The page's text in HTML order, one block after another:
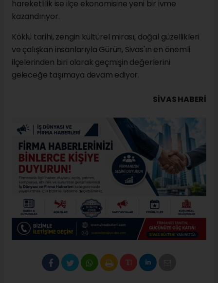
hareketlilik ise ilçe ekonomisine yeni bir ivme
kazandırıyor.
Köklü tarihi, zengin kültürel mirası, doğal güzellikleri
ve çalışkan insanlarıyla Gürün, Sivas'ın en önemli
ilçelerinden biri olarak geçmişin değerlerini
geleceğe taşımaya devam ediyor.
SIVAS HABERİ